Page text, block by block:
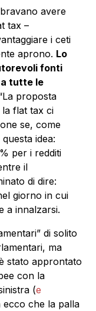
avere
tax –
i ceti
aprono. Lo
fonti
tutte le
proposta
la flat tax ci
se, come
idea:
per i redditi
il
di dire:
giorno in cui
a innalzarsi.
di solito
ma
stato approntato
con la
(e
ecco che la palla